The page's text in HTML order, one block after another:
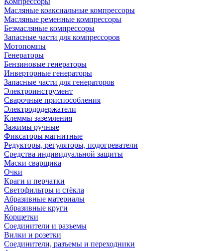
Масляные коаксиальные компрессоры
Масляные ременные компрессоры
Безмасляные компрессоры
Запасные части для компрессоров
Мотопомпы
Генераторы
Бензиновые генераторы
Инверторные генераторы
Запасные части для генераторов
Электроинструмент
Сварочные приспособления
Электрододержатели
Клеммы заземления
Зажимы ручные
Фиксаторы магнитные
Редукторы, регуляторы, подогреватели
Средства индивидуальной защиты
Маски сварщика
Очки
Краги и перчатки
Светофильтры и стёкла
Абразивные материалы
Абразивные круги
Корщетки
Соединители и разъемы
Вилки и розетки
Соединители, разъемы и переходники